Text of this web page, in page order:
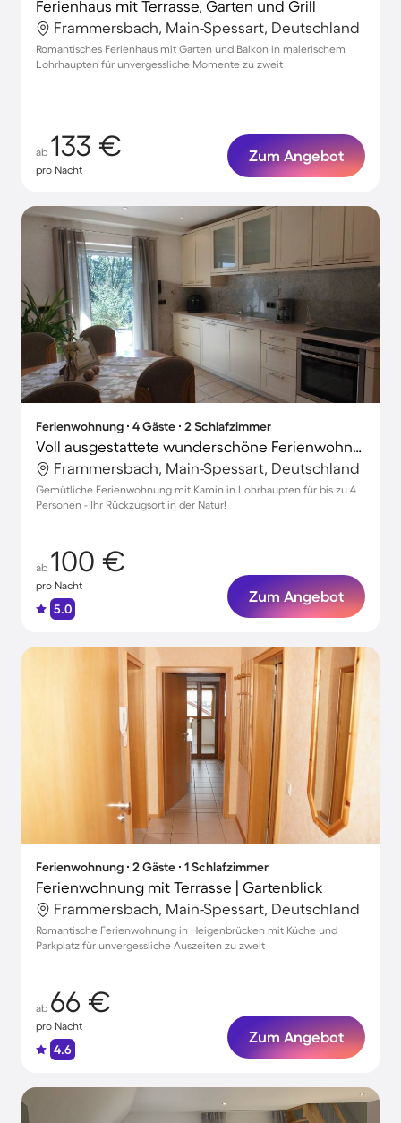
Ferienhaus mit Terrasse, Garten und Grill
Frammersbach, Main-Spessart, Deutschland
Romantisches Ferienhaus mit Garten und Balkon in malerischem
Lohrhaupten für unvergessliche Momente zu zweit
ab 133 €
pro Nacht
Zum Angebot
Ferienwohnung ∙ 4 Gäste ∙ 2 Schlafzimmer
Voll ausgestattete wunderschöne Ferienwohnung
Frammersbach, Main-Spessart, Deutschland
Gemütliche Ferienwohnung mit Kamin in Lohrhaupten für bis zu 4
Personen - Ihr Rückzugsort in der Natur!
ab 100 €
pro Nacht
5.0
Zum Angebot
Ferienwohnung ∙ 2 Gäste ∙ 1 Schlafzimmer
Ferienwohnung mit Terrasse | Gartenblick
Frammersbach, Main-Spessart, Deutschland
Romantische Ferienwohnung in Heigenbrücken mit Küche und
Parkplatz für unvergessliche Auszeiten zu zweit
ab 66 €
pro Nacht
4.6
Zum Angebot